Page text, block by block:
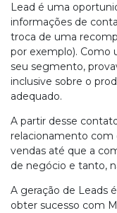
Lead é uma
informações de
troca de uma
por exemplo). Como
seu segmento,
inclusive sobre o
adequado.
A partir desse
relacionamento com
vendas até que a
de negócio e tanto,
A geração de Leads
obter sucesso com